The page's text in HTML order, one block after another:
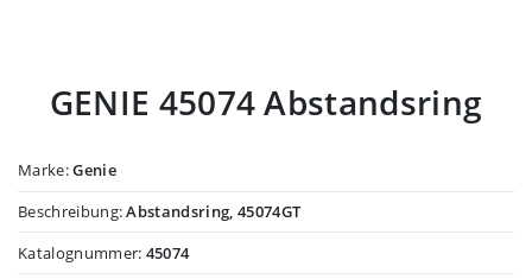
GENIE 45074 Abstandsring
Marke:Genie
Beschreibung:Abstandsring, 45074GT
Katalognummer: 45074